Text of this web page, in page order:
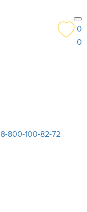
0
0
8-800-100-82-72